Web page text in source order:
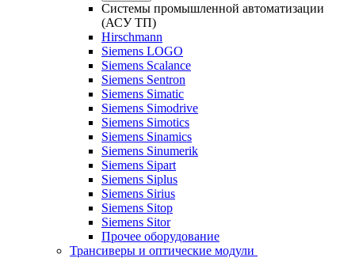
Системы промышленной автоматизации
(АСУ ТП)
Hirschmann
Siemens LOGO
Siemens Scalance
Siemens Sentron
Siemens Simatic
Siemens Simodrive
Siemens Simotics
Siemens Sinamics
Siemens Sinumerik
Siemens Sipart
Siemens Siplus
Siemens Sirius
Siemens Sitop
Siemens Sitor
Прочее оборудование
Трансиверы и оптические модули